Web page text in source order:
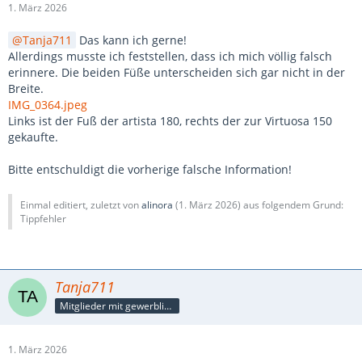
1. März 2026
Tanja711
Das kann ich gerne!
Allerdings musste ich feststellen, dass ich mich völlig falsch
erinnere. Die beiden Füße unterscheiden sich gar nicht in der
Breite.
IMG_0364.jpeg
Links ist der Fuß der artista 180, rechts der zur Virtuosa 150
gekaufte.
Bitte entschuldigt die vorherige falsche Information!
Einmal editiert, zuletzt vonalinora (1. März 2026) aus folgendem Grund:
Tippfehler
Tanja711
Mitglieder mit gewerblicher Verbindung, auch als Mitarbeiter/in
1. März 2026